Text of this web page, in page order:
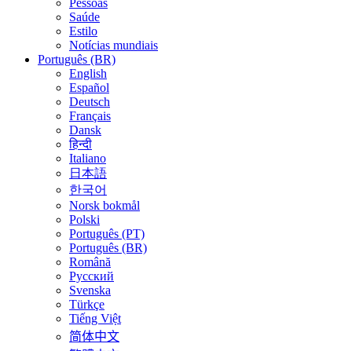
Pessoas
Saúde
Estilo
Notícias mundiais
Português (BR)
English
Español
Deutsch
Français
Dansk
हिन्दी
Italiano
日本語
한국어
Norsk bokmål
Polski
Português (PT)
Português (BR)
Română
Русский
Svenska
Türkçe
Tiếng Việt
简体中文